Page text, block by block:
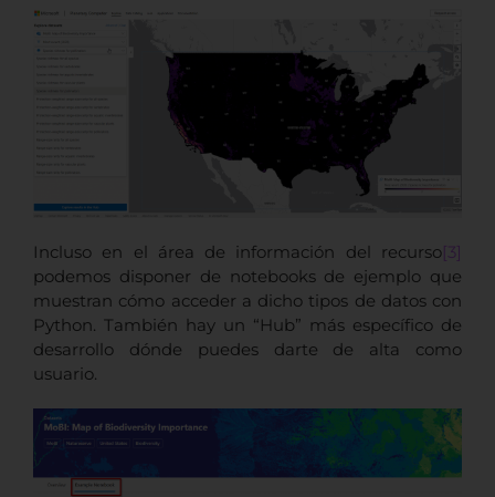
Incluso en el área de información del recurso[3]
podemos disponer de notebooks de ejemplo que
muestran cómo acceder a dicho tipos de datos con
Python. También hay un “Hub” más específico de
desarrollo dónde puedes darte de alta como
usuario.